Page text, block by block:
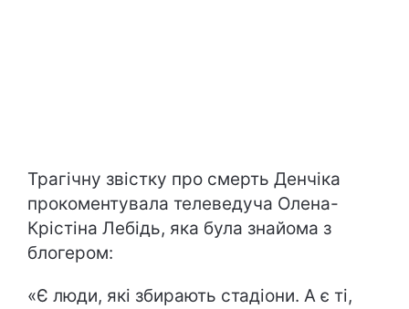
Трагічну звістку про смерть Денчіка
прокоментувала телеведуча Олена-
Крістіна Лебідь, яка була знайома з
блогером:
«Є люди, які збирають стадіони. А є ті,